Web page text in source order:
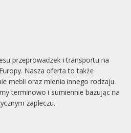
przeprowadzek i transportu na
Nasza oferta to także
mebli oraz mienia innego rodzaju.
terminowo i sumiennie bazując na
zapleczu.